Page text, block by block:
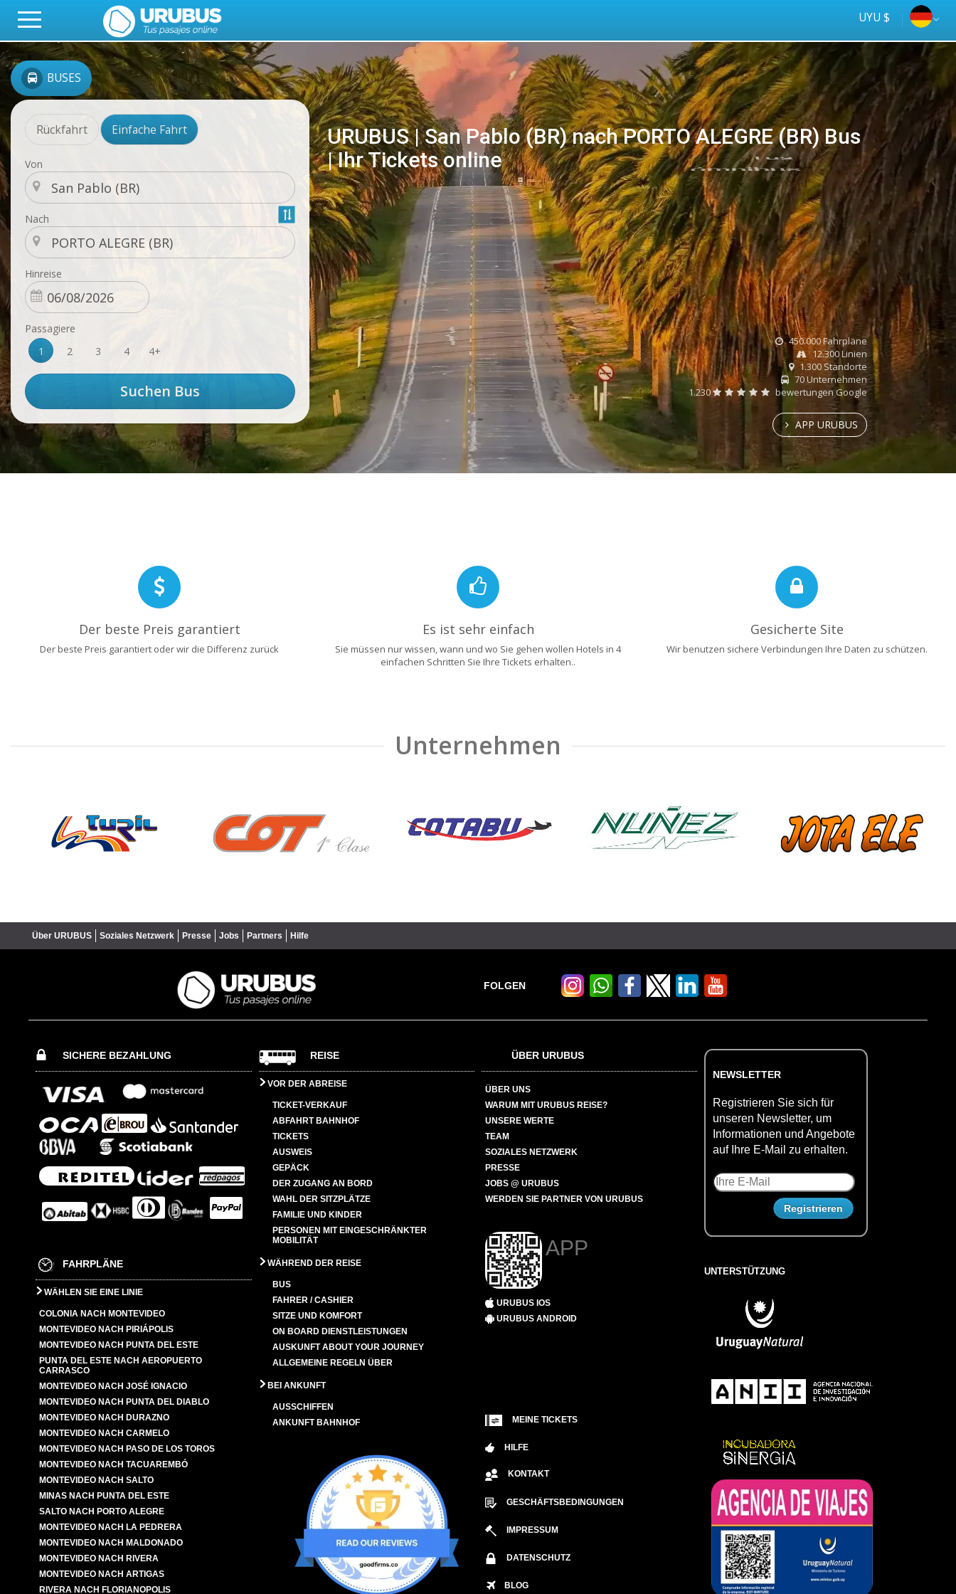
UYU $
BUSES
Rückfahrt Einfache Fahrt
Von
Nach
Hinreise
Passagiere
1
2 3 4 4+
URUBUS | San Pablo (BR) nach PORTO ALEGRE (BR) Bus
| Ihr Tickets online
online
Tus
ómnibus
450.000 Fahrpläne
12.300 Linien
1.300 Standorte
70 Unternehmen
1.230
bewertungen Google
APP URUBUS
Der beste Preis garantiert
Der beste Preis garantiert oder wir die Differenz zurück
Es ist sehr einfach
Sie müssen nur wissen, wann und wo Sie gehen wollen Hotels in 4
einfachen Schritten Sie Ihre Tickets erhalten..
Gesicherte Site
Wir benutzen sichere Verbindungen Ihre Daten zu schützen.
Unternehmen
Über URUBUS Soziales Netzwerk Presse Jobs Partners Hilfe
FOLGEN
SICHERE BEZAHLUNG
FAHRPLÄNE
WÄHLEN SIE EINE LINIE
COLONIA NACH MONTEVIDEO
MONTEVIDEO NACH PIRIÁPOLIS
MONTEVIDEO NACH PUNTA DEL ESTE
PUNTA DEL ESTE NACH AEROPUERTO
CARRASCO
MONTEVIDEO NACH JOSÉ IGNACIO
MONTEVIDEO NACH PUNTA DEL DIABLO
MONTEVIDEO NACH DURAZNO
MONTEVIDEO NACH CARMELO
MONTEVIDEO NACH PASO DE LOS TOROS
MONTEVIDEO NACH TACUAREMBÓ
MONTEVIDEO NACH SALTO
MINAS NACH PUNTA DEL ESTE
SALTO NACH PORTO ALEGRE
MONTEVIDEO NACH LA PEDRERA
MONTEVIDEO NACH MALDONADO
MONTEVIDEO NACH RIVERA
MONTEVIDEO NACH ARTIGAS
RIVERA NACH FLORIANOPOLIS
REISE
VOR DER ABREISE
TICKET-VERKAUF
ABFAHRT BAHNHOF
TICKETS
AUSWEIS
GEPÄCK
DER ZUGANG AN BORD
WAHL DER SITZPLÄTZE
FAMILIE UND KINDER
PERSONEN MIT EINGESCHRÄNKTER
MOBILITÄT
WÄHREND DER REISE
BUS
FAHRER / CASHIER
SITZE UND KOMFORT
ON BOARD DIENSTLEISTUNGEN
AUSKUNFT ABOUT YOUR JOURNEY
ALLGEMEINE REGELN ÜBER
BEI ANKUNFT
AUSSCHIFFEN
ANKUNFT BAHNHOF
ÜBER URUBUS
ÜBER UNS
WARUM MIT URUBUS REISE?
UNSERE WERTE
TEAM
SOZIALES NETZWERK
PRESSE
JOBS @ URUBUS
WERDEN SIE PARTNER VON URUBUS
APP
URUBUS IOS
URUBUS ANDROID
MEINE TICKETS
HILFE
KONTAKT
GESCHÄFTSBEDINGUNGEN
IMPRESSUM
DATENSCHUTZ
BLOG
NEWSLETTER
Registrieren Sie sich für
unseren Newsletter, um
Informationen und Angebote
auf Ihre E-Mail zu erhalten.
UNTERSTÜTZUNG